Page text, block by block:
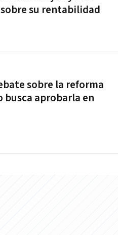
su rentabilidad
sobre la reforma
busca aprobarla en